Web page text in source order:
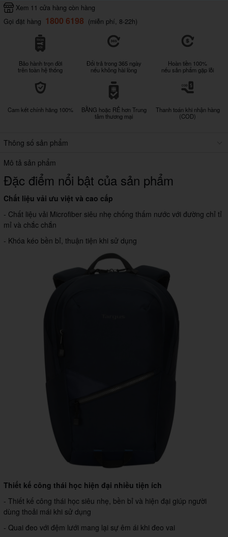
Xem 11 cửa hàng còn hàng
Gọi đặt hàng 1800 6198 (miễn phí, 8-22h)
Bảo hành trọn đời
trên toàn hệ thống
Đổi trả trong 365 ngày
nếu không hài lòng
Hoàn tiền 100%
nếu sản phẩm gặp lỗi
Cam kết chính hãng 100%
BẰNG hoặc RẺ hơn Trung
tâm thương mại
Thanh toán khi nhận hàng
(COD)
Thông số sản phẩm
Mô tả sản phẩm
Đặc điểm nổi bật của sản phẩm
Chất liệu vải ưu việt và cao cấp
- Chất liệu vải Microfiber siêu nhẹ chống thấm nước với đường chỉ tỉ
mỉ và chắc chắn
- Khóa kéo bền bỉ, thuận tiện khi sử dụng
Thiết kế công thái học hiện đại nhiều tiện ích
- Thiết kế công thái học siêu nhẹ, bền bỉ và hiện đại giúp người
dùng thoải mái khi sử dụng
- Quai đeo với đệm lưới mang lại sự êm ái khi đeo vai